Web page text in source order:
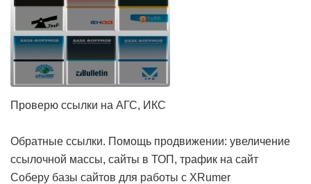
Проверю ссылки на АГС, ИКС
Обратные ссылки. Помощь продвижении: увеличение
ссылочной массы, сайты в ТОП, трафик на сайт
Соберу базы сайтов для работы с XRumer